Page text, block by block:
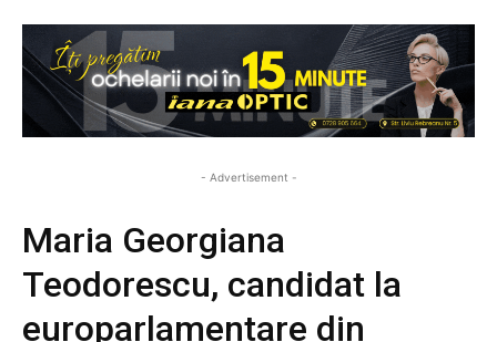
- Advertisement -
Maria Georgiana
Teodorescu, candidat la
europarlamentare din